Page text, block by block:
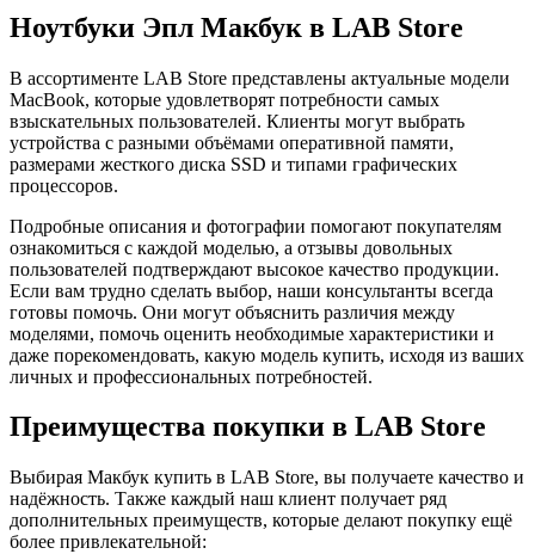
Ноутбуки Эпл Макбук в LAB Store
В ассортименте LAB Store представлены актуальные модели
MacBook, которые удовлетворят потребности самых
взыскательных пользователей. Клиенты могут выбрать
устройства с разными объёмами оперативной памяти,
размерами жесткого диска SSD и типами графических
процессоров.
Подробные описания и фотографии помогают покупателям
ознакомиться с каждой моделью, а отзывы довольных
пользователей подтверждают высокое качество продукции.
Если вам трудно сделать выбор, наши консультанты всегда
готовы помочь. Они могут объяснить различия между
моделями, помочь оценить необходимые характеристики и
даже порекомендовать, какую модель купить, исходя из ваших
личных и профессиональных потребностей.
Преимущества покупки в LAB Store
Выбирая Макбук купить в LAB Store, вы получаете качество и
надёжность. Также каждый наш клиент получает ряд
дополнительных преимуществ, которые делают покупку ещё
более привлекательной: